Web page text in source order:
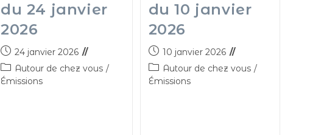
du 24 janvier
2026
24 janvier 2026
Autour de chez vous /
Émissions
du 10 janvier
2026
10 janvier 2026
Autour de chez vous /
Émissions